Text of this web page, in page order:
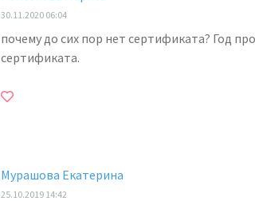
30.11.2020 06:04
почему до сих пор нет сертификата? Год
сертификата.
Мурашова Екатерина
25.10.2019 14:42